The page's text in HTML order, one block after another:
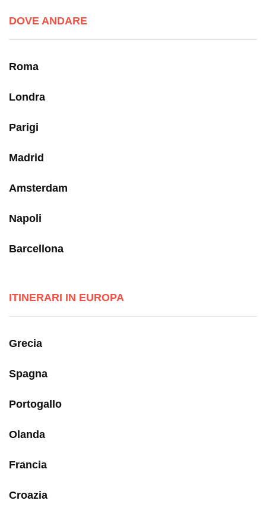
DOVE ANDARE
Roma
Londra
Parigi
Madrid
Amsterdam
Napoli
Barcellona
ITINERARI IN EUROPA
Grecia
Spagna
Portogallo
Olanda
Francia
Croazia